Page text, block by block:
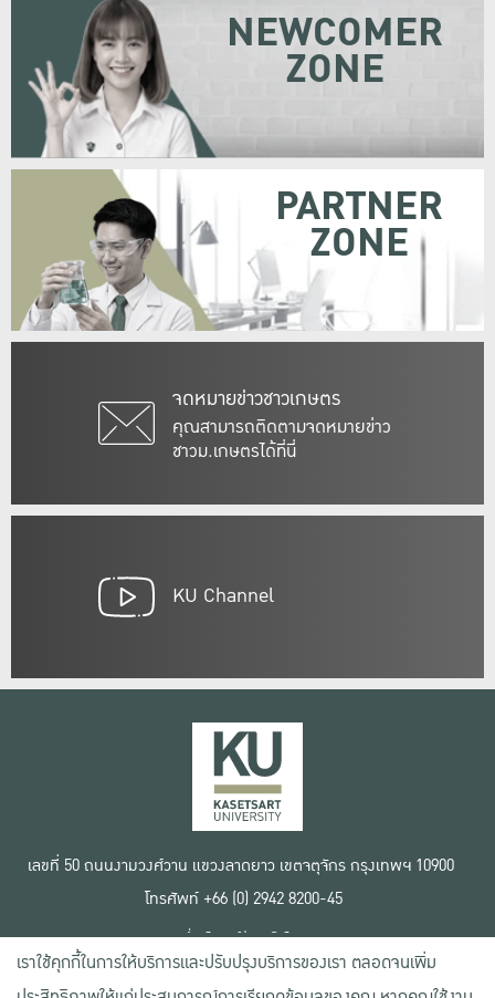
จดหมายข่าวชาวเกษตร
คุณสามารถติดตามจดหมายข่าว
ชาวม.เกษตรได้ที่นี่
NEWCOMER
ZONE
PARTNER
ZONE
KU Channel
เลขที่ 50 ถนนงามวงศ์วาน แขวงลาดยาว เขตจตุจักร กรุงเทพฯ 10900
โทรศัพท์ +66 (0) 2942 8200-45
เงื่อนไขการใช้งานเว็บไซต์
ข้อตกลงด้านสิทธิ์ใช้งาน
นโยบายความเป็นส่วนตัว
เราใช้คุกกี้ในการให้บริการและปรับปรุงบริการของเรา ตลอดจนเพิ่ม